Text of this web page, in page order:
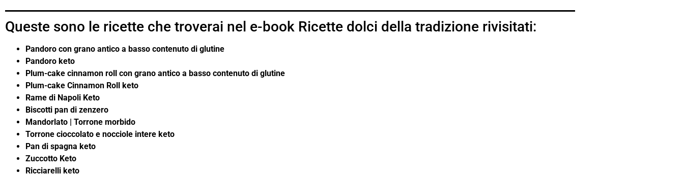
Queste sono le ricette che troverai nel e-book Ricette dolci della tradizione rivisitati:
Pandoro con grano antico a basso contenuto di glutine
Pandoro keto
Plum-cake cinnamon roll con grano antico a basso contenuto di glutine
Plum-cake Cinnamon Roll keto
Rame di Napoli Keto
Biscotti pan di zenzero
Mandorlato | Torrone morbido
Torrone cioccolato e nocciole intere keto
Pan di spagna keto
Zuccotto Keto
Ricciarelli keto